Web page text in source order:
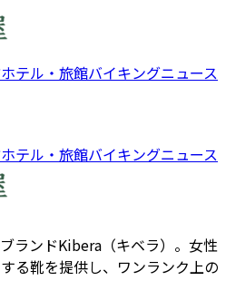
ホテル・旅館バイキングニュース
ホテル・旅館バイキングニュース
ランドKibera（キベラ）。女性
る靴を提供し、ワンランク上の